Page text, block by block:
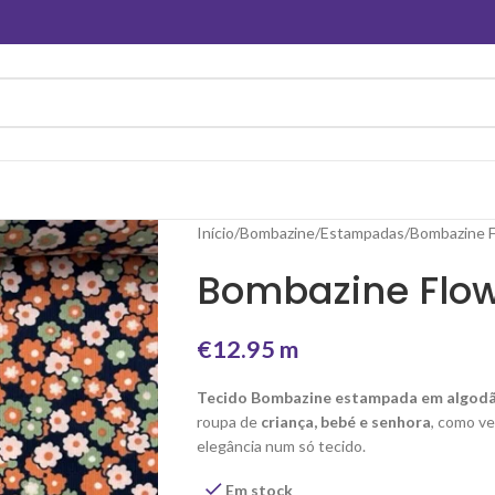
Início Bombazine Estampadas Bombazine
Bombazine
€12.95 m
Tecido Bombazine estampada em
roupa de criança, bebé e senhora, como
elegância num só tecido.
Em stock